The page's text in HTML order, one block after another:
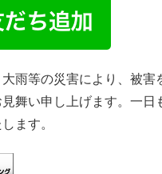
雨等の災害により、被害
舞い申し上げます。一日
ます。